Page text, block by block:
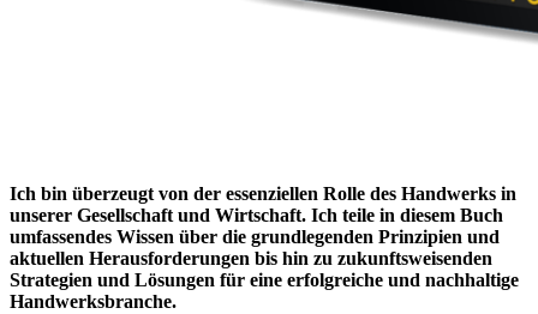
Ich bin überzeugt von der essenziellen Rolle des Handwerks in
unserer Gesellschaft und Wirtschaft. Ich teile in diesem Buch
umfassendes Wissen über die grundlegenden Prinzipien und
aktuellen Herausforderungen bis hin zu zukunftsweisenden
Strategien und Lösungen für eine erfolgreiche und nachhaltige
Handwerksbranche.